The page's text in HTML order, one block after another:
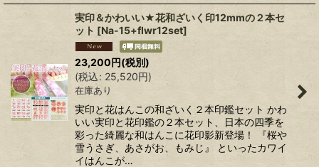
実印＆かわいい★花和ざいく印12mmの２本セ
ット [Na-15+flwr12set]
23,200円(税別)
(税込: 25,520円)
在庫あり
実印と花はんこの和ざいく２本印鑑セット かわ
いい実印と花印鑑の２本セット、日本の四季を
彩った綺麗な和はんこに花印影新登場！ 『桜や
雪うさぎ、あさがお、もみじ』 といったカワイ
イはんこが…